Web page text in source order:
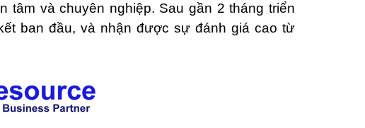
tâm và chuyên nghiệp. Sau gần 2 tháng triển
ban đầu, và nhận được sự đánh giá cao từ